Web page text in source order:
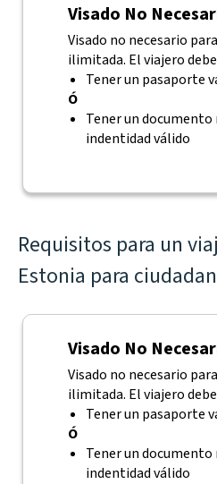
Visado No
Visado no necesario
ilimitada. El viajero
Tener un pasaporte
Ó
Tener un documento
indentidad válido
Requisitos para un
Estonia para
Visado No
Visado no necesario
ilimitada. El viajero
Tener un pasaporte
Ó
Tener un documento
indentidad válido